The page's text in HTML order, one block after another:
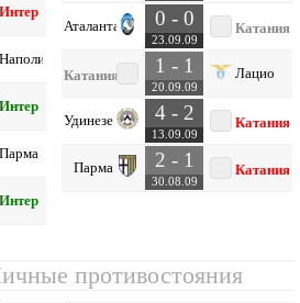
Интер
Наполи
Интер
Парма
Интер
Аталанта 0 - 0
23.09.09
Катания
Катания 1 - 1
20.09.09
Лацио
Удинезе 4 - 2
13.09.09
Катания
Парма 2 - 1
30.08.09
Катания
противостояния